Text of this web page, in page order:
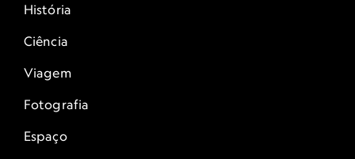
História
Ciência
Viagem
Fotografia
Espaço